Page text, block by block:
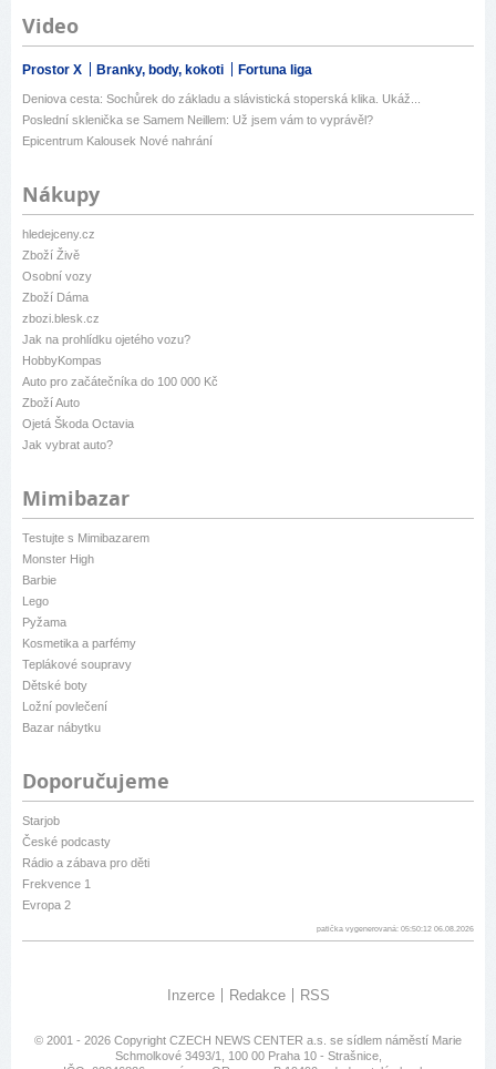
Video
Prostor X Branky, body, kokoti Fortuna liga
Deniova cesta: Sochůrek do základu a slávistická stoperská klika. Ukáž...
Poslední sklenička se Samem Neillem: Už jsem vám to vyprávěl?
Epicentrum Kalousek Nové nahrání
Nákupy
hledejceny.cz
Zboží Živě
Osobní vozy
Zboží Dáma
zbozi.blesk.cz
Jak na prohlídku ojetého vozu?
HobbyKompas
Auto pro začátečníka do 100 000 Kč
Zboží Auto
Ojetá Škoda Octavia
Jak vybrat auto?
Mimibazar
Testujte s Mimibazarem
Monster High
Barbie
Lego
Pyžama
Kosmetika a parfémy
Teplákové soupravy
Dětské boty
Ložní povlečení
Bazar nábytku
Doporučujeme
Starjob
České podcasty
Rádio a zábava pro děti
Frekvence 1
Evropa 2
patička vygenerovaná: 05:50:12 06.08.2026
Inzerce Redakce RSS
© 2001 - 2026 Copyright CZECH NEWS CENTER a.s. se sídlem náměstí Marie
Schmolkové 3493/1, 100 00 Praha 10 - Strašnice,